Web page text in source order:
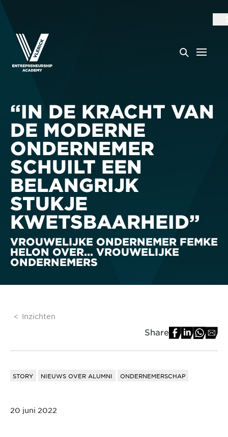
“IN DE KRACHT VAN
DE MODERNE
ONDERNEMER
SCHUILT EEN
BELANGRIJK
STUKJE
KWETSBAARHEID”
VROUWELIJKE ONDERNEMER FEMKE
HELON OVER... VROUWELIJKE
ONDERNEMERS
Inzichten
Share
STORY NIEUWS OVER ALUMNI ONDERNEMERSCHAP
20 juni 2022